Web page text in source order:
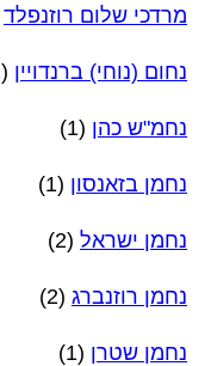
מרדכי שלום רוזנפלד
נחום (נוחי) ברנדויין (1)
נחמ"ש כהן (1)
נחמן בזאנסון (1)
נחמן ישראל (2)
נחמן רוזנברג (2)
נחמן שטרן (1)